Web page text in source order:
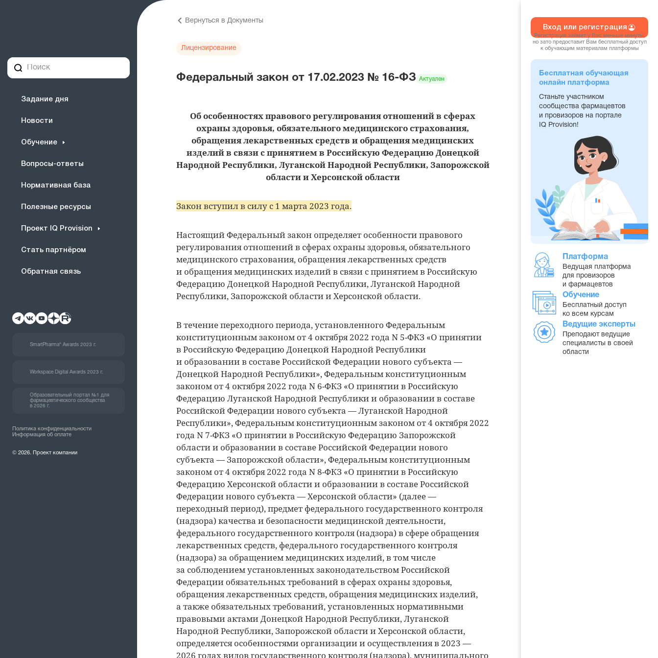
Задание дня
Новости
Обучение
Вопросы-ответы
Нормативная база
Полезные ресурсы
Проект IQ Provision
Стать партнёром
Обратная связь
SmartPharma® Awards 2023 г.
Workspace Digital Awards 2023 г.
Образовательный портал №1 для
фармацевтического сообщества
в 2026 г.
Политика конфиденциальности
Информация об оплате
© 2026. Проект компании
Вернуться в Документы
Лицензирование
Федеральный закон от 17.02.2023 № 16-ФЗ Актуален
Об особенностях правового регулирования отношений в сферах
охраны здоровья, обязательного медицинского страхования,
обращения лекарственных средств и обращения медицинских
изделий в связи с принятием в Российскую Федерацию Донецкой
Народной Республики, Луганской Народной Республики, Запорожской
области и Херсонской области
Закон вступил в силу с 1 марта 2023 года.
Настоящий Федеральный закон определяет особенности правового
регулирования отношений в сферах охраны здоровья, обязательного
медицинского страхования, обращения лекарственных средств
и обращения медицинских изделий в связи с принятием в Российскую
Федерацию Донецкой Народной Республики, Луганской Народной
Республики, Запорожской области и Херсонской области.
В течение переходного периода, установленного Федеральным
конституционным законом от 4 октября 2022 года N 5-ФКЗ «О принятии
в Российскую Федерацию Донецкой Народной Республики
и образовании в составе Российской Федерации нового субъекта —
Донецкой Народной Республики», Федеральным конституционным
законом от 4 октября 2022 года N 6-ФКЗ «О принятии в Российскую
Федерацию Луганской Народной Республики и образовании в составе
Российской Федерации нового субъекта — Луганской Народной
Республики», Федеральным конституционным законом от 4 октября 2022
года N 7-ФКЗ «О принятии в Российскую Федерацию Запорожской
области и образовании в составе Российской Федерации нового
субъекта — Запорожской области», Федеральным конституционным
законом от 4 октября 2022 года N 8-ФКЗ «О принятии в Российскую
Федерацию Херсонской области и образовании в составе Российской
Федерации нового субъекта — Херсонской области» (далее —
переходный период), предмет федерального государственного контроля
(надзора) качества и безопасности медицинской деятельности,
федерального государственного контроля (надзора) в сфере обращения
лекарственных средств, федерального государственного контроля
(надзора) за обращением медицинских изделий, в том числе
за соблюдением установленных законодательством Российской
Федерации обязательных требований в сферах охраны здоровья,
обращения лекарственных средств, обращения медицинских изделий,
а также обязательных требований, установленных нормативными
правовыми актами Донецкой Народной Республики, Луганской
Народной Республики, Запорожской области и Херсонской области,
определяется особенностями организации и осуществления в 2023 —
2026 годах видов государственного контроля (надзора), муниципального
Вход или регистрация
Регистрация займет у Вас меньше минуты,
но зато предоставит Вам бесплатный доступ
к обучающим материалам платформы
Бесплатная обучающая
онлайн платформа
Станьте участником
сообщества фармацевтов
и провизоров на портале
IQ Provision!
Платформа
Ведущая платформа
для провизоров
и фармацевтов
Обучение
Бесплатный доступ
ко всем курсам
Ведущие эксперты
Преподают ведущие
специалисты в своей
области